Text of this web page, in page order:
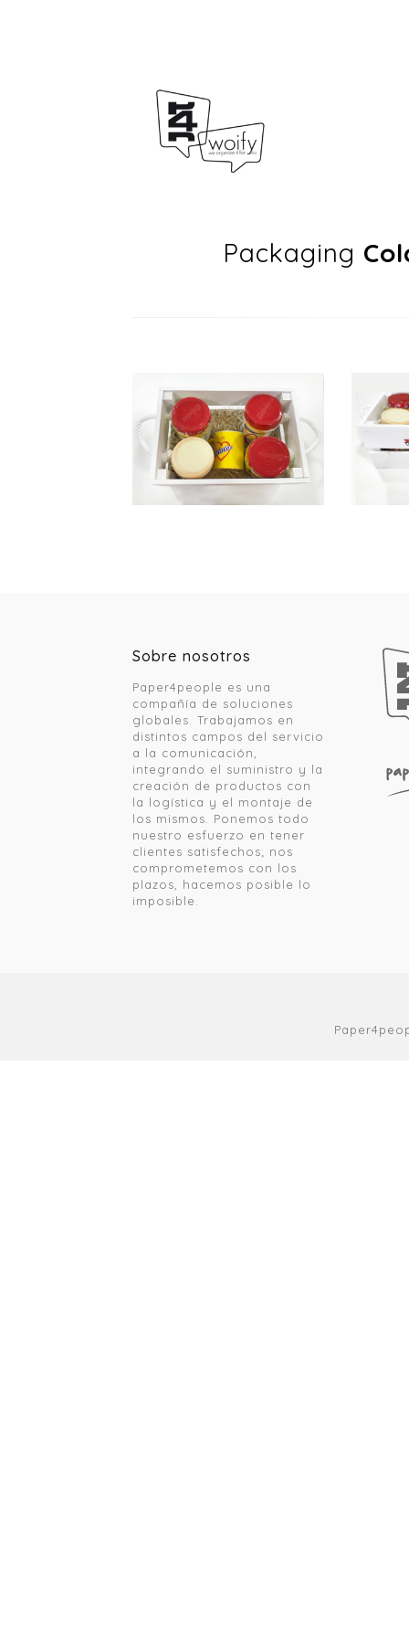
Packaging
Sobre nosotros
Paper4people es una
compañía de soluciones
globales. Trabajamos en
distintos campos del servicio
a la comunicación,
integrando el suministro y la
creación de productos con
la logística y el montaje de
los mismos. Ponemos todo
nuestro esfuerzo en tener
clientes satisfechos; nos
comprometemos con los
plazos, hacemos posible lo
imposible.